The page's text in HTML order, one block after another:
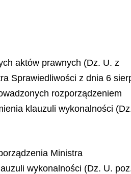
aktów prawnych (Dz. U. z
Sprawiedliwości z dnia 6
rozporządzeniem
klauzuli wykonalności
Ministra
wykonalności (Dz. U.